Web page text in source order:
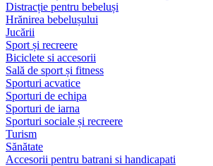
Distracție pentru bebeluși
Hrănirea bebelușului
Jucării
Sport și recreere
Biciclete si accesorii
Sală de sport și fitness
Sporturi acvatice
Sporturi de echipa
Sporturi de iarna
Sporturi sociale și recreere
Turism
Sănătate
Accesorii pentru batrani si handicapati